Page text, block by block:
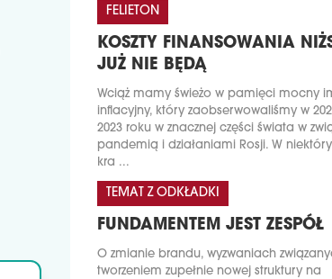
FELIETON
KOSZTY FINANSOWANIA
JUŻ NIE BĘDĄ
Wciąż mamy świeżo w pamięci mocny
inflacyjny, który zaobserwowaliśmy w
2023 roku w znacznej części świata w
pandemią i działaniami Rosji. W
kra ...
TEMAT Z ODKŁADKI
FUNDAMENTEM JEST ZESPÓŁ
O zmianie brandu, wyzwaniach
tworzeniem zupełnie nowej struktury na